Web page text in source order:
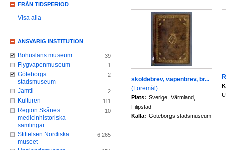
sköldebrev, vapenbrev, br...
(Föremål)
Plats: Sverige, Värmland,
Filipstad
Källa: Göteborgs stadsmuseum
FRÅN TIDSPERIOD
Visa alla
ANSVARIG INSTITUTION
Bohusläns museum 39
Flygvapenmuseum 1
Göteborgs
stadsmuseum
2
Jamtli 2
Kulturen 111
Region Skånes
medicinhistoriska
samlingar
10
Stiftelsen Nordiska
museet
6 265